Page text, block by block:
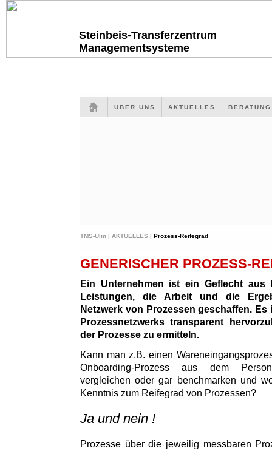
Steinbeis-Transferzentrum
Managementsysteme
ÜBER UNS AKTUELLES
TMS-Ulm | AKTUELLES | Prozess-Reifegrad
GENERISCHER PROZESS-
Ein Unternehmen ist ein Geflecht aus
Leistungen, die Arbeit und die
Netzwerk von Prozessen geschaffen.
Prozessnetzwerks transparent
der Prozesse zu ermitteln.
Kann man z.B. einen
Onboarding-Prozess aus dem
vergleichen oder gar benchmarken und
Kenntnis zum Reifegrad von Prozessen?
Ja und nein !
Prozesse über die jeweilig messbaren